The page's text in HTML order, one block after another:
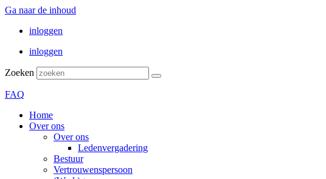
Ga naar de inhoud
inloggen
inloggen
Zoeken
FAQ
Home
Over ons
Over ons
Ledenvergadering
Bestuur
Vertrouwenspersoon